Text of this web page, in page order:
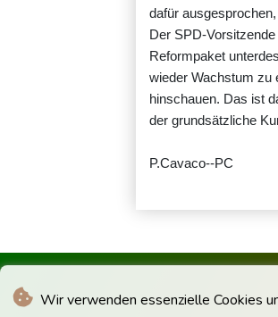
Wir verwenden essenzielle Cookies
dafür
Der SPD-
Reformpaket
wieder Wachstum zu
hinschauen. Das ist
der grundsätzliche
P.Cavaco--PC